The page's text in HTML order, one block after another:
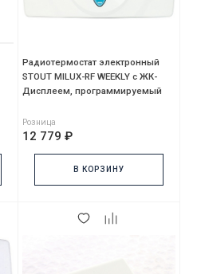
Радиотермостат электронный
STOUT MILUX-RF WEEKLY с ЖК-
Дисплеем, программируемый
Розница
12 779 ₽
В КОРЗИНУ